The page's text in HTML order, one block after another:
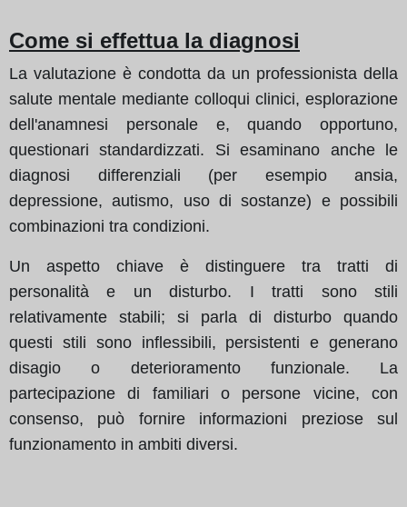
Come si effettua la diagnosi
La valutazione è condotta da un professionista della
salute mentale mediante colloqui clinici, esplorazione
dell'anamnesi personale e, quando opportuno,
questionari standardizzati. Si esaminano anche le
diagnosi differenziali (per esempio ansia,
depressione, autismo, uso di sostanze) e possibili
combinazioni tra condizioni.
Un aspetto chiave è distinguere tra tratti di
personalità e un disturbo. I tratti sono stili
relativamente stabili; si parla di disturbo quando
questi stili sono inflessibili, persistenti e generano
disagio o deterioramento funzionale. La
partecipazione di familiari o persone vicine, con
consenso, può fornire informazioni preziose sul
funzionamento in ambiti diversi.